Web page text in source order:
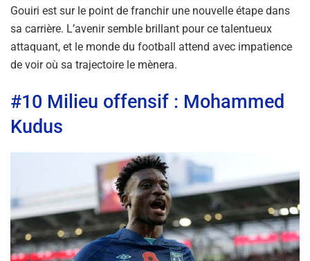
Gouiri est sur le point de franchir une nouvelle étape dans
sa carrière. L’avenir semble brillant pour ce talentueux
attaquant, et le monde du football attend avec impatience
de voir où sa trajectoire le mènera.
#10 Milieu offensif : Mohammed
Kudus